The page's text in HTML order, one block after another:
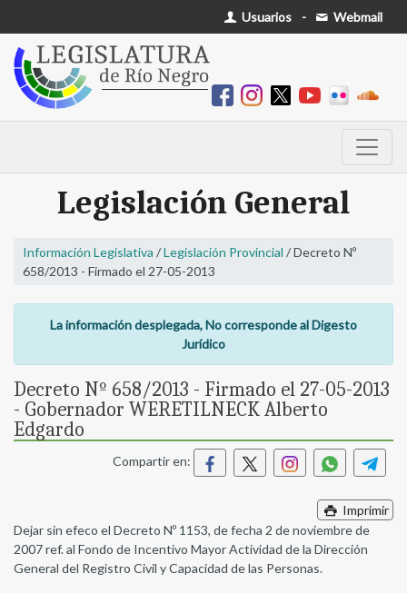
Usuarios - Webmail
Legislación General
Información Legislativa /Legislación Provincial / Decreto Nº
658/2013 - Firmado el 27-05-2013
La información desplegada, No corresponde al Digesto
Jurídico
Decreto Nº 658/2013 - Firmado el 27-05-2013
- Gobernador WERETILNECK Alberto
Edgardo
Compartir en:
Imprimir
Dejar sin efeco el Decreto Nº 1153, de fecha 2 de noviembre de
2007 ref. al Fondo de Incentivo Mayor Actividad de la Dirección
General del Registro Civil y Capacidad de las Personas.